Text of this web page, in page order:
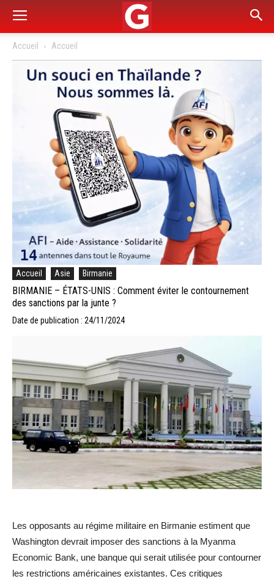
Accueil Accueil
Accueil Asie Birmanie
BIRMANIE – ÉTATS-UNIS : Comment éviter le contournement
des sanctions par la junte ?
Date de publication : 24/11/2024
Les opposants au régime militaire en Birmanie estiment que
Washington devrait imposer des sanctions à la Myanma
Economic Bank, une banque qui serait utilisée pour contourner
les restrictions américaines existantes. Ces critiques